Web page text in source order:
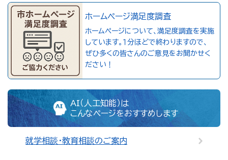
ホームページ満足度調査
ホームページについて、満足度調査を実施
しています。１分ほどで終わりますので、
ぜひ多くの皆さんのご意見をお聞かせく
ださい！
AI（人工知能）は
こんなページをおすすめします
就学相談・教育相談のご案内